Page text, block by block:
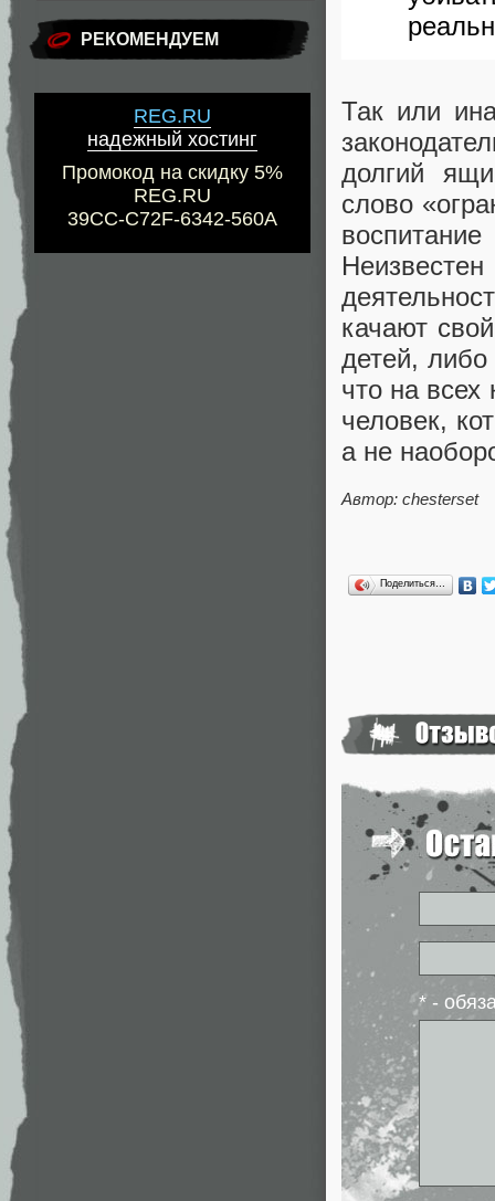
РЕКОМЕНДУЕМ
REG.RU
надежный хостинг
Промокод на скидку 5%
REG.RU
39CC-C72F-6342-560A
Так или
долгий
слово
качают
детей,
что на всех
человек,
а не
Автор: chesterset
Поделиться…
* -